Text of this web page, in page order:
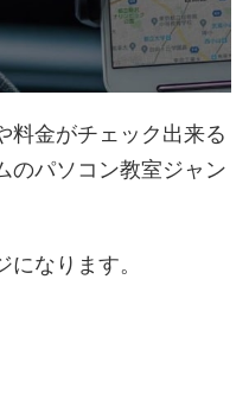
料金がチェック出来る
のパソコン教室ジャン
なります。